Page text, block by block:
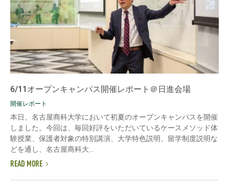
6/11オープンキャンパス開催レポート＠日進会場
開催レポート
本日、名古屋商科大学において初夏のオープンキャンパスを開催
しました。今回は、毎回好評をいただいているケースメソッド体
験授業、保護者対象の特別講演、大学特色説明、留学制度説明な
どを通し、名古屋商科大...
READ MORE